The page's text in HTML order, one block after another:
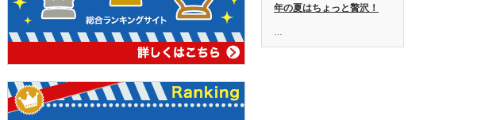
年の夏はちょっと贅沢！